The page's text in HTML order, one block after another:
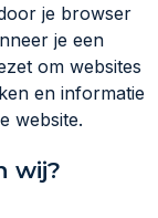
je browser
je een
om websites
en informatie
website.
wij?